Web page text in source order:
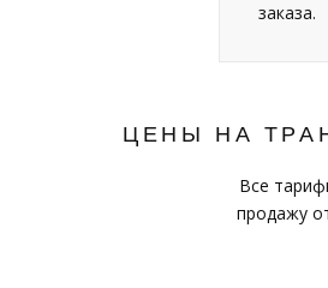
заказа.
ЦЕНЫ НА
Все
продажу